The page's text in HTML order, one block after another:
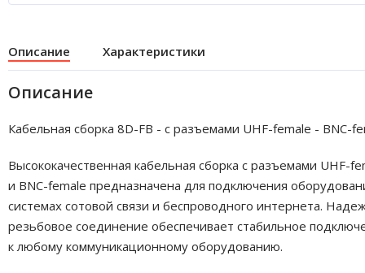
Описание Характеристики
Описание
Кабельная сборка 8D-FB - с разъемами UHF-female - BNC-
Высококачественная кабельная сборка с разъемами UHF-
и BNC-female предназначена для подключения
системах сотовой связи и беспроводного интернета.
резьбовое соединение обеспечивает стабильное
к любому коммуникационному оборудованию.